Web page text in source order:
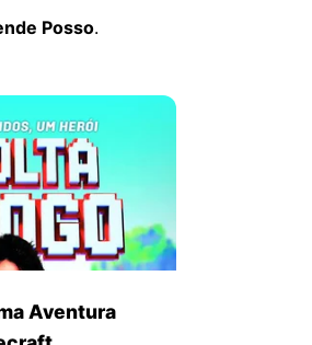
Posso.
Aventura